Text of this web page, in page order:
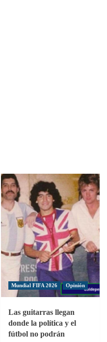
Mundial FIFA 2026 Opinión
Las guitarras llegan
donde la política y el
fútbol no podrán